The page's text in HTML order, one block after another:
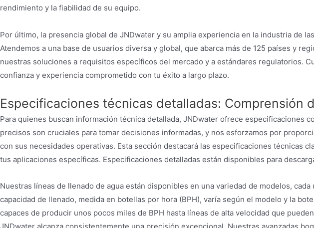
rendimiento y la fiabilidad de su equipo.
Por último, la presencia global de JNDwater y su amplia experiencia en la industria de
Atendemos a una base de usuarios diversa y global, que abarca más de 125 países y
nuestras soluciones a requisitos específicos del mercado y a estándares regulatorios.
confianza y experiencia comprometido con tu éxito a largo plazo.
Especificaciones técnicas detalladas: Comprensión
Para quienes buscan información técnica detallada, JNDwater ofrece especificaciones
precisos son cruciales para tomar decisiones informadas, y nos esforzamos por
con sus necesidades operativas. Esta sección destacará las especificaciones técnicas
tus aplicaciones específicas. Especificaciones detalladas están disponibles para
Nuestras líneas de llenado de agua están disponibles en una variedad de modelos,
capacidad de llenado, medida en botellas por hora (BPH), varía según el modelo y la
capaces de producir unos pocos miles de BPH hasta líneas de alta velocidad que